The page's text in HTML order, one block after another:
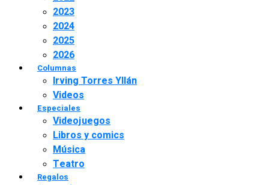
2023
2024
2025
2026
Columnas
Irving Torres Yllán
Videos
Especiales
Videojuegos
Libros y comics
Música
Teatro
Regalos